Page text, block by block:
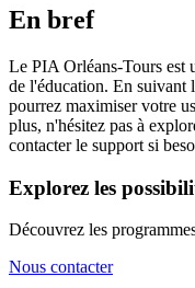
En bref
Le PIA Orléans-Tours est
de l'éducation. En suivant
pourrez maximiser votre
plus, n'hésitez pas à
contacter le support si
Explorez les
Découvrez les
Nous contacter